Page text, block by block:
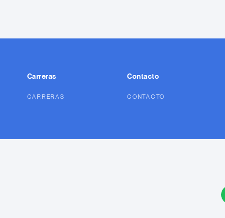
Carreras
CARRERAS
Contacto
CONTACTO